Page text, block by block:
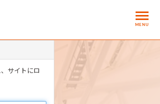
MENU
サイトにロ